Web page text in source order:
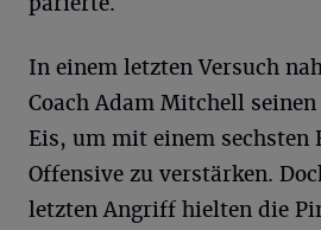
In einem letzten Versuch
Coach Adam Mitchell
Eis, um mit einem sechsten
Offensive zu verstärken.
letzten Angriff hielten die